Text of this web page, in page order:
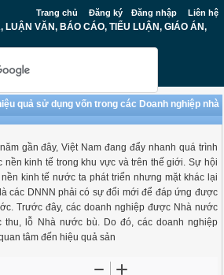
Trang chủ Đăng ký Đăng nhập Liên hệ
LUẬN VĂN, BÁO CÁO, TIỂU LUẬN, GIÁO ÁN,
quả sử dụng vốn trong các Doanh nghiệp nhà
gần đây, Việt Nam đang đẩy nhanh quá trình
kinh tế trong khu vực và trên thế giới. Sự hội
kinh tế nước ta phát triển nhưng mặt khác lại
các DNNN phải có sự đổi mới để đáp ứng được
Trước đây, các doanh nghiệp được Nhà nước
thu, lỗ Nhà nước bù. Do đó, các doanh nghiệp
tâm đến hiệu quả sản